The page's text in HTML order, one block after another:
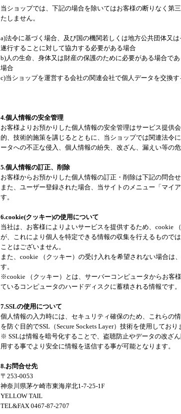
当ショップでは、下記の場合を除いてはお客様の断りなく第
たしません。
a)法令に基づく場合、及び国の機関若しくは地方公共団体又
遂行することに対して協力する必要がある場合
b)人の生命、身体又は財産の保護のために必要がある場合で
場合
c)当ショップを運営する会社の関連会社で個人データを交換
4.個人情報の安全管理
お客様よりお預かりした個人情報の安全管理はサービス提供
的、技術的施策を講じるとともに、当ショップでは関連法令
ータへの不正な侵入、個人情報の紛失、改ざん、漏えい等の危
5.個人情報の訂正、削除
お客様からお預かりした個人情報の訂正・削除は下記の問合
また、ユーザー登録された場合、当サイトのメニュー「マイ
す。
6.cookie(クッキー)の使用について
当社は、お客様によりよいサービスを提供するため、cookie
が、これにより個人を特定できる情報の収集を行えるもので
ことはございません。
また、cookie （クッキー）の受け入れを希望されない場合は
す。
※cookie （クッキー）とは、サーバーコンピュータからお客
ているコンピュータのハードディスクに蓄積される情報です。
7.SSLの使用について
個人情報の入力時には、セキュリティ確保のため、これらの
を防ぐ目的でSSL（Secure Sockets Layer）技術を使用しており
※ SSLは情報を暗号化することで、盗聴防止やデータの改ざ
用する事でより安全に情報を送信する事が可能となります。
8.お問合せ先
〒253-0053
神奈川県茅ケ崎市東海岸北1-7-25-1F
YELLOW TAIL
TEL&FAX 0467-87-2707